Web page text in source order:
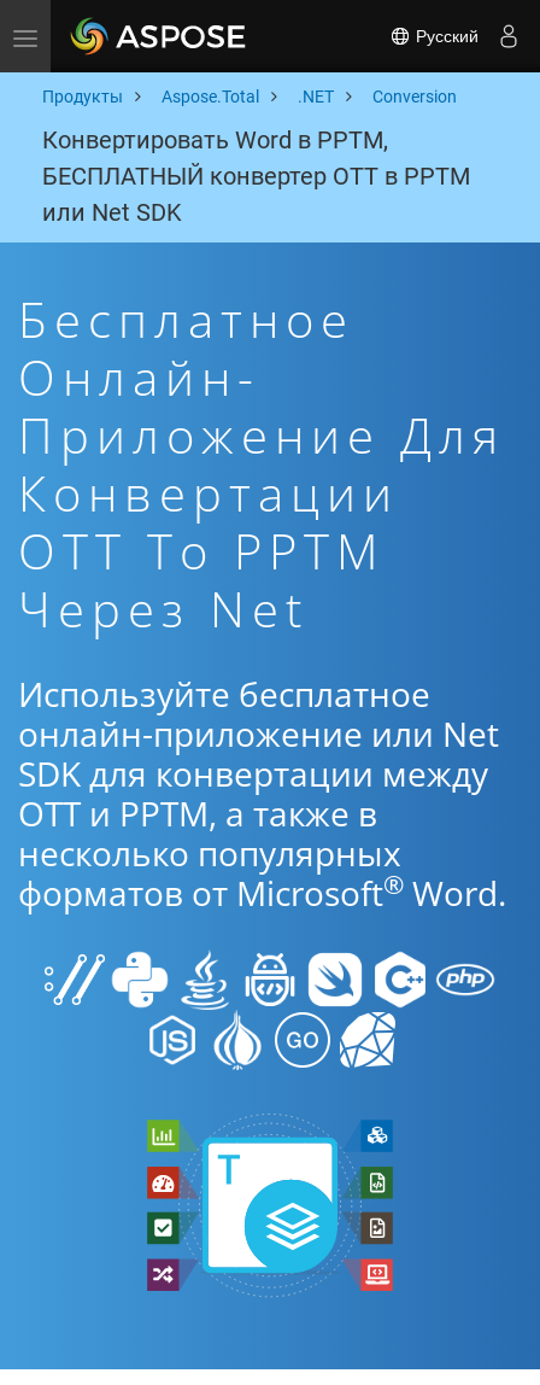
Toggle navigation Русский
Продукты Aspose.Total .NET Conversion
Конвертировать Word в PPTM,
БЕСПЛАТНЫЙ конвертер OTT в PPTM
или Net SDK
Бесплатное
Онлайн-
Приложение Для
Конвертации
OTT To PPTM
Через Net
Используйте бесплатное
онлайн-приложение или Net
SDK для конвертации между
OTT и PPTM, а также в
несколько популярных
форматов от Microsoft® Word.